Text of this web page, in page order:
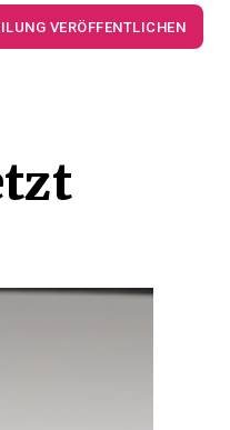
VERÖFFENTLICHEN